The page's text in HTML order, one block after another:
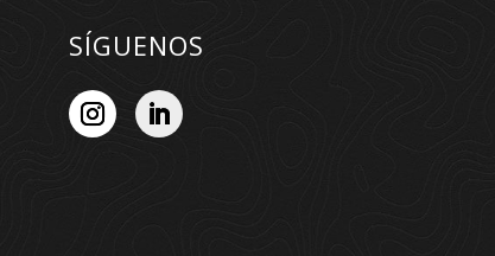
SÍGUENOS